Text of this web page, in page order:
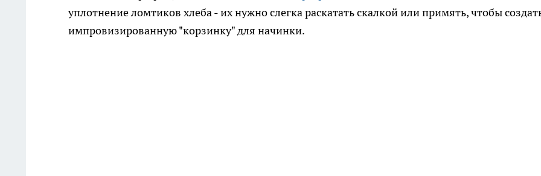
уплотнение ломтиков хлеба - их нужно слегка раскатать скалкой или примять, чтобы
импровизированную "корзинку" для начинки.